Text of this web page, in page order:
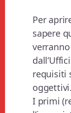
Per
sapere
requisiti
oggettivi.
I primi